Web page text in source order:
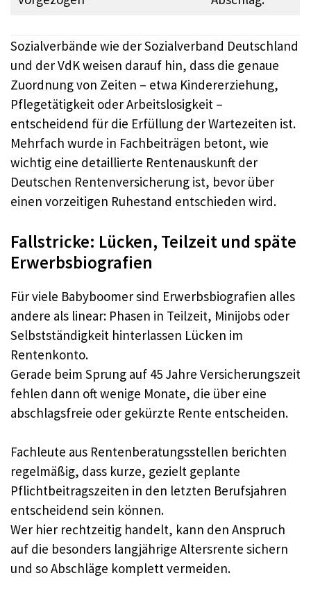
Sozialverbände wie der Sozialverband Deutschland
und der VdK weisen darauf hin, dass die genaue
Zuordnung von Zeiten – etwa Kindererziehung,
Pflegetätigkeit oder Arbeitslosigkeit –
entscheidend für die Erfüllung der Wartezeiten ist.​
Mehrfach wurde in Fachbeiträgen betont, wie
wichtig eine detaillierte Rentenauskunft der
Deutschen Rentenversicherung ist, bevor über
einen vorzeitigen Ruhestand entschieden wird.​
Fallstricke: Lücken, Teilzeit und späte
Erwerbsbiografien
Für viele Babyboomer sind Erwerbsbiografien alles
andere als linear: Phasen in Teilzeit, Minijobs oder
Selbstständigkeit hinterlassen Lücken im
Rentenkonto.​
Gerade beim Sprung auf 45 Jahre Versicherungszeit
fehlen dann oft wenige Monate, die über eine
abschlagsfreie oder gekürzte Rente entscheiden.​
Fachleute aus Rentenberatungsstellen berichten
regelmäßig, dass kurze, gezielt geplante
Pflichtbeitragszeiten in den letzten Berufsjahren
entscheidend sein können.​
Wer hier rechtzeitig handelt, kann den Anspruch
auf die besonders langjährige Altersrente sichern
und so Abschläge komplett vermeiden.​